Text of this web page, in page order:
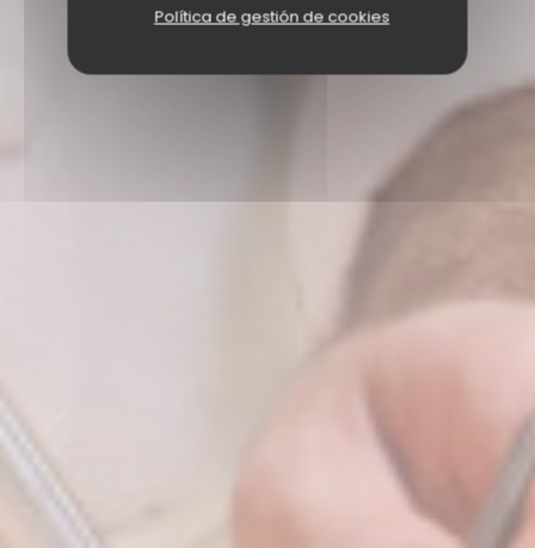
Política de gestión de cookies